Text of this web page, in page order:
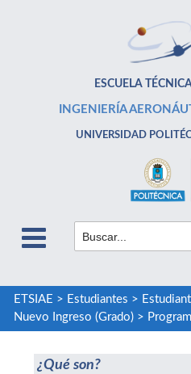
ESCUELA
INGENIERÍA
UNIVERSIDAD
ETSIAE > Estudiantes >
Nuevo Ingreso (Grado)>
¿Qué son?